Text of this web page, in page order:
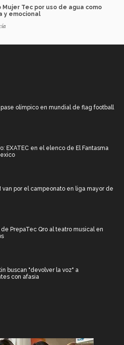
Mujer Tec por uso de agua como
y emocional
olímpico en mundial de flag football
EXATEC en el elenco de El Fantasma
van por el campeonato en liga mayor de
PrepaTec Qro al teatro musical en
buscan "devolver la voz" a
con afasia